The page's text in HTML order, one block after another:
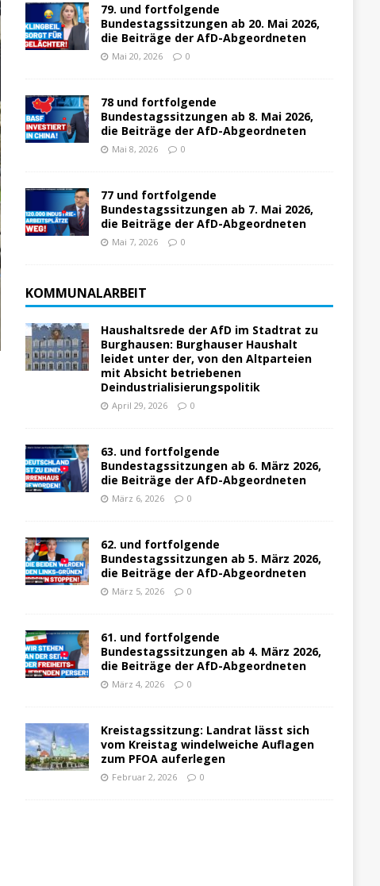
79. und fortfolgende
Bundestagssitzungen ab 20. Mai 2026,
die Beiträge der AfD-Abgeordneten
Mai 20, 2026 0
78 und fortfolgende
Bundestagssitzungen ab 8. Mai 2026,
die Beiträge der AfD-Abgeordneten
Mai 8, 2026 0
77 und fortfolgende
Bundestagssitzungen ab 7. Mai 2026,
die Beiträge der AfD-Abgeordneten
Mai 7, 2026 0
KOMMUNALARBEIT
Haushaltsrede der AfD im Stadtrat zu
Burghausen: Burghauser Haushalt
leidet unter der, von den Altparteien
mit Absicht betriebenen
Deindustrialisierungspolitik
April 29, 2026 0
63. und fortfolgende
Bundestagssitzungen ab 6. März 2026,
die Beiträge der AfD-Abgeordneten
März 6, 2026 0
62. und fortfolgende
Bundestagssitzungen ab 5. März 2026,
die Beiträge der AfD-Abgeordneten
März 5, 2026 0
61. und fortfolgende
Bundestagssitzungen ab 4. März 2026,
die Beiträge der AfD-Abgeordneten
März 4, 2026 0
Kreistagssitzung: Landrat lässt sich
vom Kreistag windelweiche Auflagen
zum PFOA auferlegen
Februar 2, 2026 0